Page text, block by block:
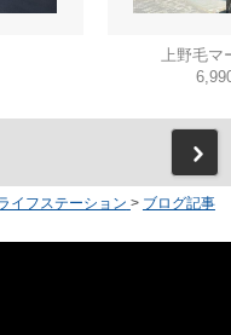
上野毛マ
イフステーション > ブログ記事